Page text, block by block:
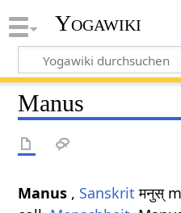
Yogawiki
Manus
Manus , Sanskrit मनुस्